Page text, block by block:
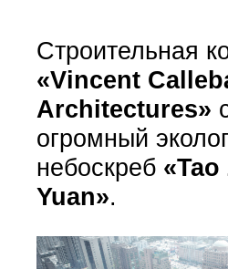
Строительная
«Vincent
Architectures»
огромный
небоскреб«Tao
Yuan».